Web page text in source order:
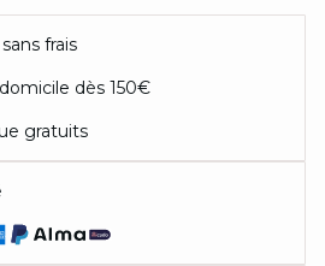
frais
dès 150€
gratuits